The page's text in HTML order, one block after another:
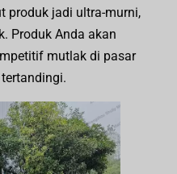
produk jadi ultra-murni,
Produk Anda akan
mutlak di pasar